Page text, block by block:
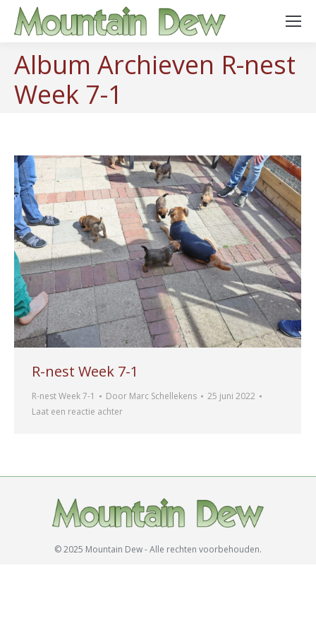
Album Archieven R-nest
Week 7-1
R-nest Week 7-1
R-nest Week 7-1 Door Marc Schellekens
25 juni 2022
Laat een reactie achter
© 2025 Mountain Dew - Alle rechten voorbehouden.